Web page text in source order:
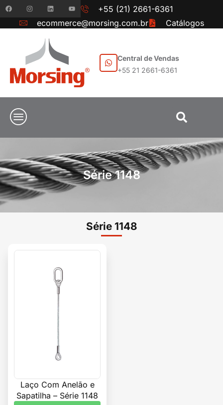
+55 (21) 2661-6361
ecommerce@morsing.com.br
Catálogos
Central de Vendas
+55 21 2661-6361
Série 1148
Série 1148
Laço Com Anelão e
Sapatilha – Série 1148